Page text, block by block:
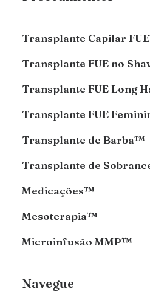
Transplante Capilar
Transplante FUE no
Transplante FUE Long
Transplante FUE
Transplante de Barba™
Transplante de
Medicações™
Mesoterapia™
Microinfusão MMP™
Navegue